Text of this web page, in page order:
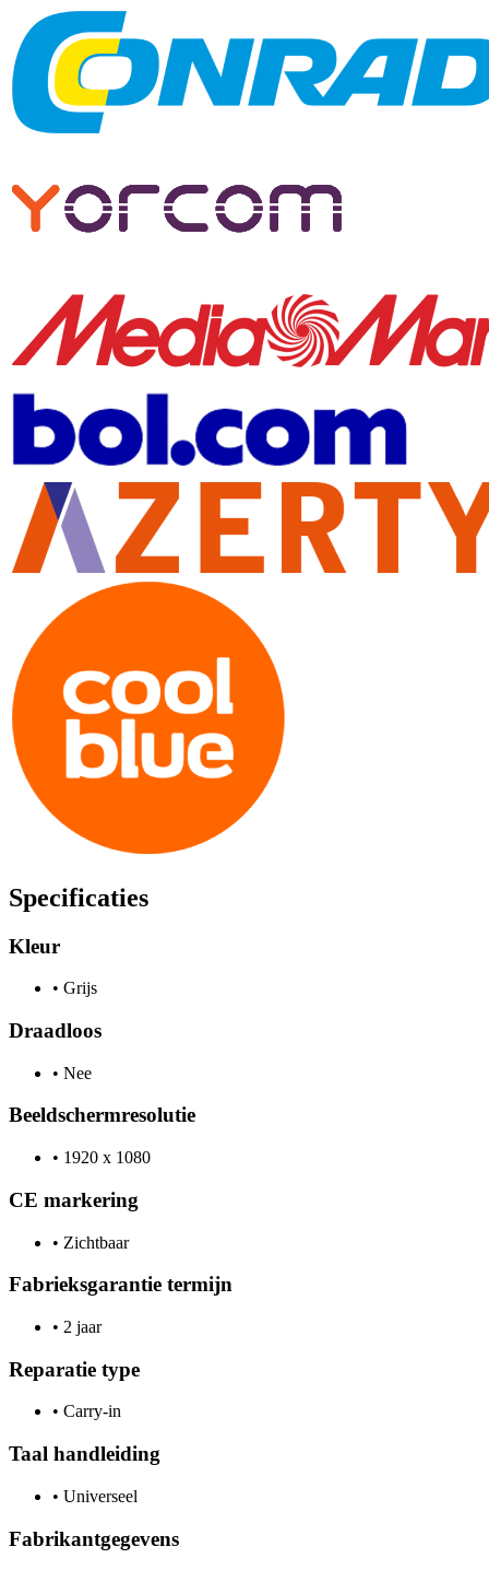
Specificaties
Kleur
• Grijs
Draadloos
• Nee
Beeldschermresolutie
• 1920 x 1080
CE markering
• Zichtbaar
Fabrieksgarantie termijn
• 2 jaar
Reparatie type
• Carry-in
Taal handleiding
• Universeel
Fabrikantgegevens